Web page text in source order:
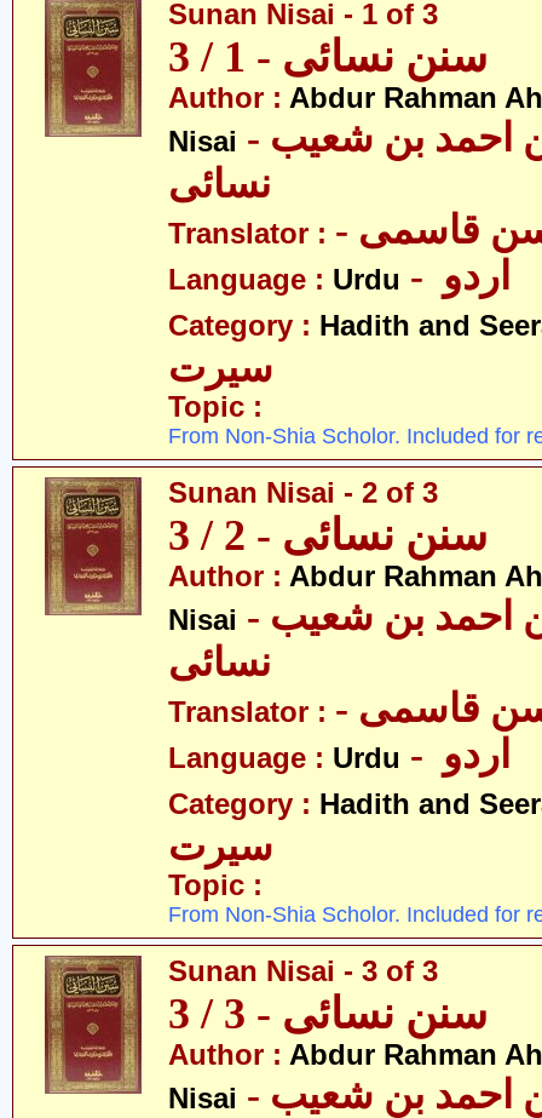
Sunan Nisai - 1 of 3
سنن نسائی - 1 / 3
Author : Abdur Rahman
Nisai - عبدالرّحمٰن احمد بن شعیب
نسائی
Translator : قاسمی
Language : Urdu
Category : Hadith and
سیرت
Topic :
From Non-Shia Scholor. Included for
Sunan Nisai - 2 of 3
سنن نسائی - 2 / 3
Author : Abdur Rahman
Nisai - عبدالرّحمٰن احمد بن شعیب
نسائی
Translator : قاسمی
Language : Urdu
Category : Hadith and
سیرت
Topic :
From Non-Shia Scholor. Included for
Sunan Nisai - 3 of 3
سنن نسائی - 3 / 3
Author : Abdur Rahman
Nisai - عبدالرّحمٰن احمد بن شعیب